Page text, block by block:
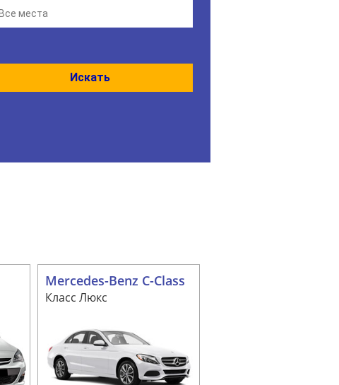
Искать
Mercedes-Benz C-Class
Класс Люкс